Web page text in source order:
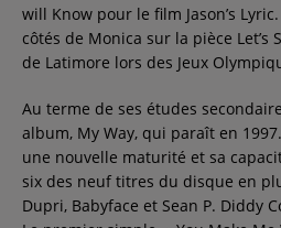
will Know pour le film Jason’s
côtés de Monica sur la pièce
de Latimore lors des Jeux
Au terme de ses études
album, My Way, qui paraît en
une nouvelle maturité et sa
six des neuf titres du disque en
Dupri, Babyface et Sean P. Diddy